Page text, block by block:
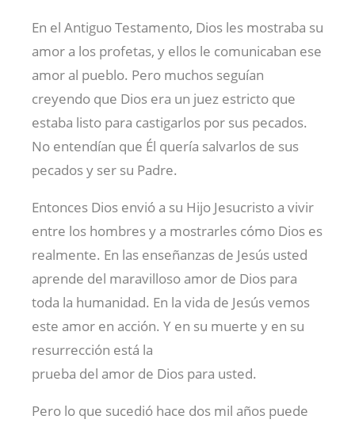
En el Antiguo Testamento, Dios les mostraba su
amor a los profetas, y ellos le comunicaban ese
amor al pueblo. Pero muchos seguían
creyendo que Dios era un juez estricto que
estaba listo para castigarlos por sus pecados.
No entendían que Él quería salvarlos de sus
pecados y ser su Padre.
Entonces Dios envió a su Hijo Jesucristo a vivir
entre los hombres y a mostrarles cómo Dios es
realmente. En las enseñanzas de Jesús usted
aprende del maravilloso amor de Dios para
toda la humanidad. En la vida de Jesús vemos
este amor en acción. Y en su muerte y en su
resurrección está la
prueba del amor de Dios para usted.
Pero lo que sucedió hace dos mil años puede